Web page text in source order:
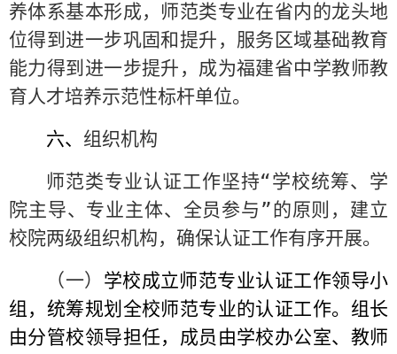
养体系基本形成，师范类专业在省内的龙头地
位得到进一步巩固和提升，服务区域基础教育
能力得到进一步提升，成为福建省中学教师教
育人才培养示范性标杆单位。
六、 组织机构
师范类专业认证工作坚持“学校统筹、学
院主导、专业主体、全员参与”的原则，建立
校院两级组织机构，确保认证工作有序开展。
（一） 学校成立师范专业认证工作领导小
组，统筹规划全校师范专业的认证工作。组长
由分管校领导担任，成员由学校办公室、教师